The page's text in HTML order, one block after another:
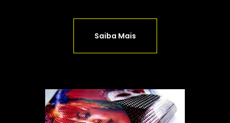
Saiba Mais